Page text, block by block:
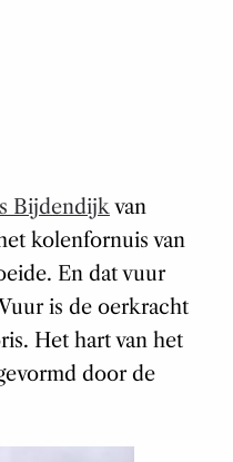
Bijdendijkvan
kolenfornuis van
En dat vuur
is de oerkracht
Het hart van het
door de